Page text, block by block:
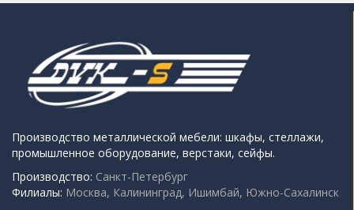
Производство металлической мебели: шкафы, стеллажи,
промышленное оборудование, верстаки, сейфы.
Производство: Санкт-Петербург
Филиалы: Москва, Калининград, Ишимбай, Южно-Сахалинск